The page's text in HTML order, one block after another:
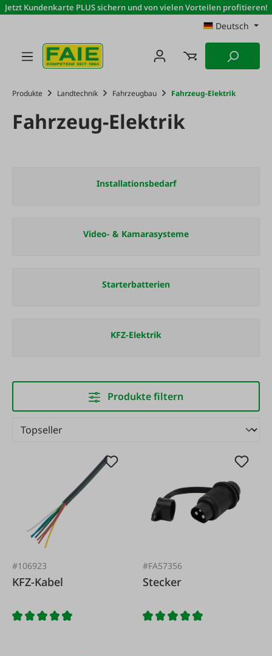
Zum Hauptinhalt springen
Jetzt Kundenkarte PLUS sichern und von vielen Vorteilen profitieren!
Deutsch
Produkte Landtechnik Fahrzeugbau Fahrzeug-Elektrik
Fahrzeug-Elektrik
Installationsbedarf
Video- & Kamarasysteme
Starterbatterien
KFZ-Elektrik
Produkte filtern
#106923
KFZ-Kabel
#FA57356
Stecker